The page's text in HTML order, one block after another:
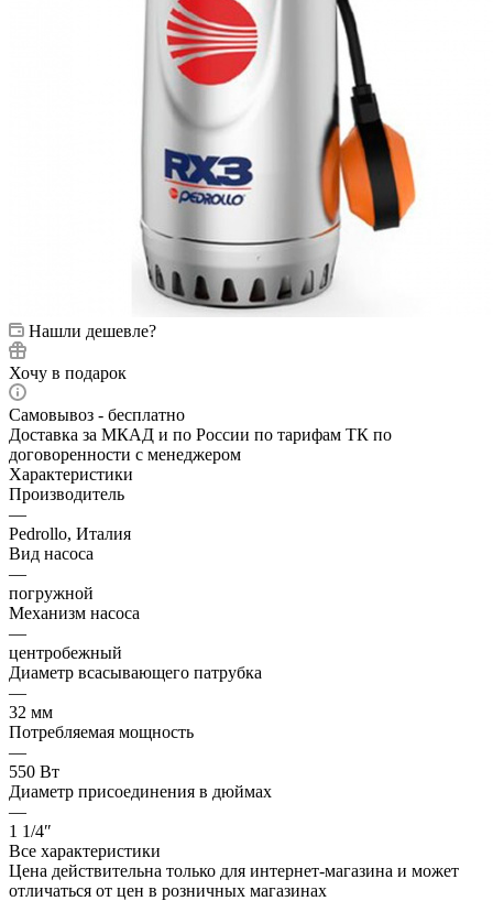
Нашли дешевле?
Хочу в подарок
Самовывоз - бесплатно
Доставка за МКАД и по России по тарифам ТК по
договоренности с менеджером
Характеристики
Производитель
—
Pedrollo, Италия
Вид насоса
—
погружной
Механизм насоса
—
центробежный
Диаметр всасывающего патрубка
—
32 мм
Потребляемая мощность
—
550 Вт
Диаметр присоединения в дюймах
—
1 1/4″
Все характеристики
Цена действительна только для интернет-магазина и может
отличаться от цен в розничных магазинах